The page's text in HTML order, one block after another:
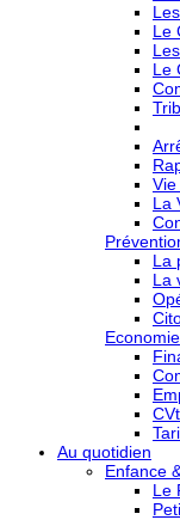
Le
Le
La
La
La
Economie
Au quotidien
Enfance
Le